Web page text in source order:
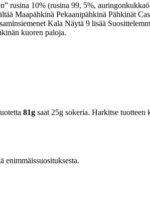
rusina 10% (rusina 99, 5%,
Pekaanipähkinä Pähkinät
Kala Näytä 9 lisää
kuoren paloja.
81g saat 25g sokeria. Harkitse tuotteen
enimmäissuosituksesta.